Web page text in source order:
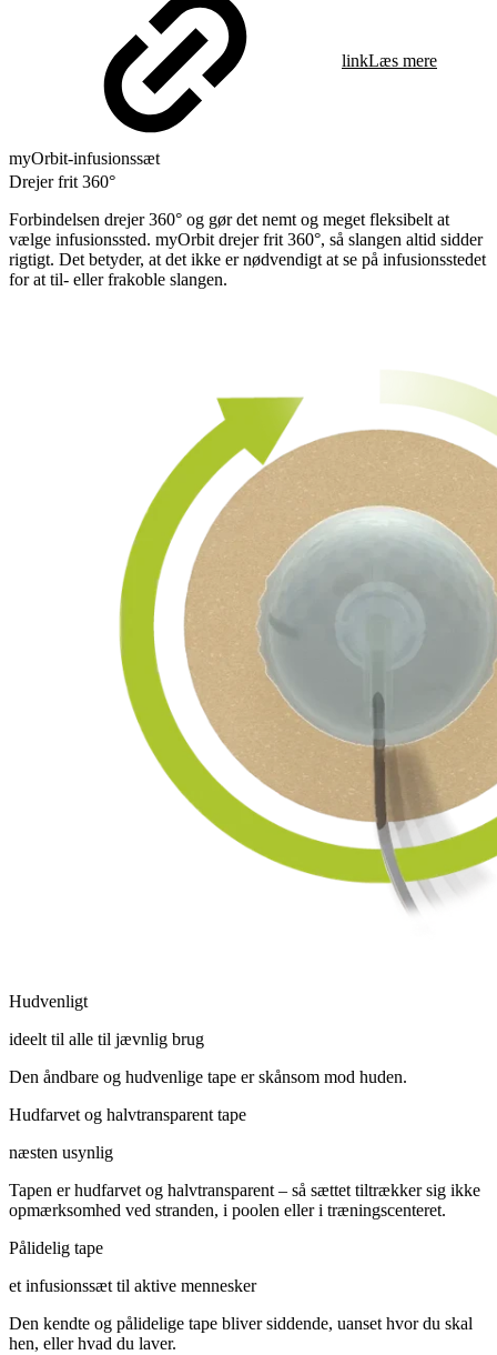
linkLæs mere
myOrbit-infusionssæt
Drejer frit 360°
Forbindelsen drejer 360° og gør det nemt og meget fleksibelt at
vælge infusionssted. myOrbit drejer frit 360°, så slangen altid sidder
rigtigt. Det betyder, at det ikke er nødvendigt at se på infusionsstedet
for at til- eller frakoble slangen.
Hudvenligt
ideelt til alle til jævnlig brug
Den åndbare og hudvenlige tape er skånsom mod huden.
Hudfarvet og halvtransparent tape
næsten usynlig
Tapen er hudfarvet og halvtransparent – så sættet tiltrækker sig ikke
opmærksomhed ved stranden, i poolen eller i træningscenteret.
Pålidelig tape
et infusionssæt til aktive mennesker
Den kendte og pålidelige tape bliver siddende, uanset hvor du skal
hen, eller hvad du laver.